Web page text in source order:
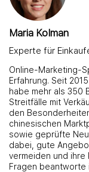
Maria Kolman
Experte für
Online-Marketing-
Erfahrung. Seit
habe mehr als 350
Streitfälle mit
den
chinesischen
sowie geprüfte
dabei, gute
vermeiden und ihre
Fragen beantworte